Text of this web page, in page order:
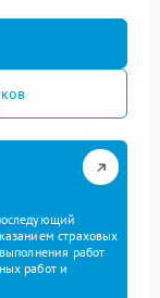
страховых
работ
работ и